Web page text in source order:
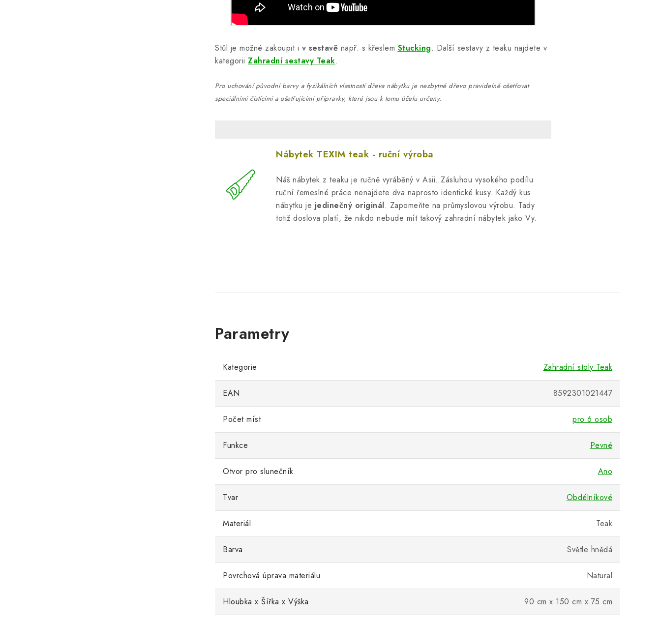
Stůl je možné zakoupit i v sestavě např. s křeslem Stucking. Další sestavy z teaku najdete v
kategorii Zahradní sestavy Teak.
Pro uchování původní barvy a fyzikálních vlastností dřeva nábytku je nezbytné dřevo pravidelně ošetřovat
speciálními čistícími a ošetřujícími přípravky, které jsou k tomu účelu určeny.
Nábytek TEXIM teak - ruční výroba
Náš nábytek z teaku je ručně vyráběný v Asii. Zásluhou vysokého podílu
ruční řemeslné práce nenajdete dva naprosto identické kusy. Každý kus
nábytku je jedinečný originál. Zapomeňte na průmyslovou výrobu. Tady
totiž doslova platí, že nikdo nebude mít takový zahradní nábytek jako Vy.
Kategorie Zahradní stoly Teak
EAN 8592301021447
Počet míst pro 6 osob
Funkce Pevné
Otvor pro slunečník Ano
Tvar Obdélníkové
Materiál Teak
Barva Světle hnědá
Povrchová úprava materiálu Natural
Hloubka x Šířka x Výška 90 cm x 150 cm x 75 cm